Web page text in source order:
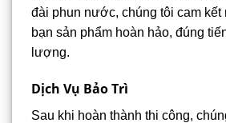
đài phun nước, chúng tôi cam kết
bạn sản phẩm hoàn hảo, đúng
lượng.
Dịch Vụ Bảo Trì
Sau khi hoàn thành thi công,